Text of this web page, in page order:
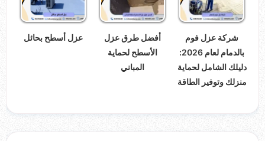
شركة عزل فوم
بالدمام لعام 2026:
دليلك الشامل لحماية
منزلك وتوفير الطاقة
أفضل طرق عزل
الأسطح لحماية
المباني
عزل أسطح بحائل